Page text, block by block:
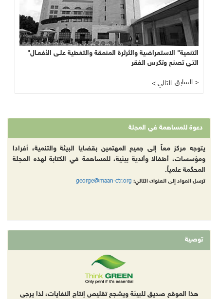
"التنمية" الاستعراضية والثرثرة المنمقة والتغطية علـى الأفعـال
التـي تصنع وتكرس الفقر
< التالي السابق >
دعوة للمساهمة في المجلة
يتوجه مركز معاً إلى جميع المهتمين بقضايا البيئة والتنمية، أفرادا
ومؤسسات، أطفالا وأندية بيئية، للمساهمة في الكتابة لهذه المجلة
المحكّمة علمياً.
ترسل المواد إلى العنوان التالي: george@maan-ctr.org
توصية
هذا الموقع صديق للبيئة ويشجع تقليص إنتاج النفايات، لذا يرجى